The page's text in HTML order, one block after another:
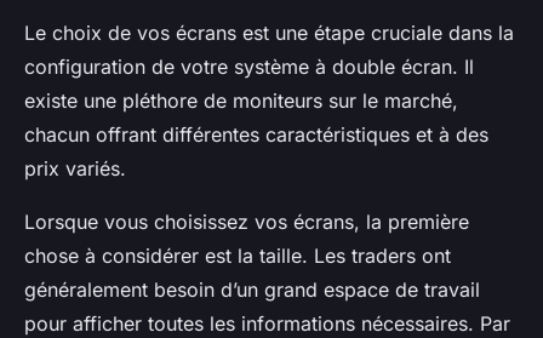
Le choix de vos écrans est une étape cruciale dans la
configuration de votre système à double écran. Il
existe une pléthore de moniteurs sur le marché,
chacun offrant différentes caractéristiques et à des
prix variés.
Lorsque vous choisissez vos écrans, la première
chose à considérer est la taille. Les traders ont
généralement besoin d’un grand espace de travail
pour afficher toutes les informations nécessaires. Par